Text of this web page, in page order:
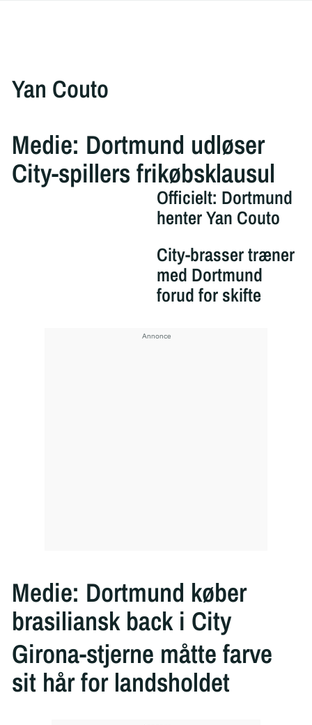
Yan Couto
Medie: Dortmund udløser
City-spillers frikøbsklausul
Officielt: Dortmund
henter Yan Couto
City-brasser træner
med Dortmund
forud for skifte
Medie: Dortmund køber
brasiliansk back i City
Girona-stjerne måtte farve
sit hår for landsholdet